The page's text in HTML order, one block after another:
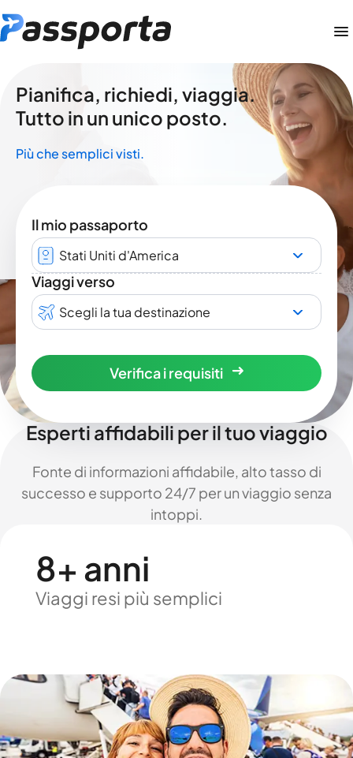
Pianifica, richiedi, viaggia.
Tutto in un unico posto.
Più che semplici visti.
Il mio passaporto
Stati Uniti d'America
Viaggi verso
Scegli la tua destinazione
Verifica i requisiti
Esperti affidabili per il tuo viaggio
Fonte di informazioni affidabile, alto tasso di
successo e supporto 24/7 per un viaggio senza
intoppi.
8+ anni
Viaggi resi più semplici